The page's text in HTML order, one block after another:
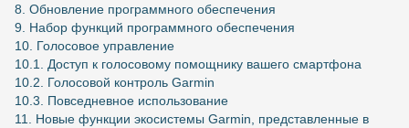
8. Обновление программного обеспечения
9. Набор функций программного обеспечения
10. Голосовое управление
10.1. Доступ к голосовому помощнику вашего смартфона
10.2. Голосовой контроль Garmin
10.3. Повседневное использование
11. Новые функции экосистемы Garmin, представленные в